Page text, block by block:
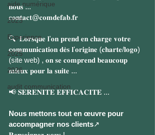
aide numérique
2023
Experience
2025
2026
audit communication
𝐧𝐨𝐮𝐬 ...
𝐜𝐨𝐧𝐭𝐚𝐜𝐭@𝐜𝐨𝐦𝐝𝐞𝐟𝐚𝐛.𝐟𝐫
🔍  𝐋𝐨𝐫𝐬𝐪𝐮𝐞 𝐥'𝐨𝐧 𝐩𝐫𝐞𝐧𝐝 𝐞𝐧 𝐜𝐡𝐚𝐫𝐠𝐞 𝐯𝐨𝐭𝐫𝐞
𝐜𝐨𝐦𝐦𝐮𝐧𝐢𝐜𝐚𝐭𝐢𝐨𝐧 𝐝𝐞̀𝐬 𝐥'𝐨𝐫𝐢𝐠𝐢𝐧𝐞 (𝐜𝐡𝐚𝐫𝐭𝐞/𝐥𝐨𝐠𝐨)
(site web) , 𝐨𝐧 𝐬𝐞 𝐜𝐨𝐦𝐩𝐫𝐞𝐧𝐝 𝐛𝐞𝐚𝐮𝐜𝐨𝐮𝐩
𝐦𝐢𝐞𝐮𝐱 𝐩𝐨𝐮𝐫 𝐥𝐚 𝐬𝐮𝐢𝐭𝐞 ...
📢 𝐒𝐄𝐑𝐄𝐍𝐈𝐓𝐄 𝐄𝐅𝐅𝐈𝐂𝐀𝐂𝐈𝐓𝐄 ...
Nous mettons tout en œuvre pour
accompagner nos clients↗